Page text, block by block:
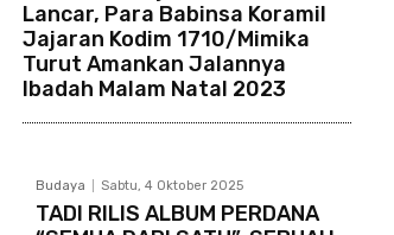
Lancar, Para Babinsa Koramil
Jajaran Kodim 1710/Mimika
Turut Amankan Jalannya
Ibadah Malam Natal 2023
Budaya Sabtu, 4 Oktober 2025
TADI RILIS ALBUM PERDANA